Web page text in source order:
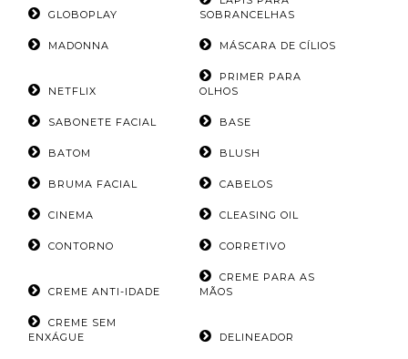
GLOBOPLAY
SOBRANCELHAS
MADONNA MÁSCARA DE CÍLIOS
NETFLIX
PRIMER PARA
OLHOS
SABONETE FACIAL BASE
BATOM BLUSH
BRUMA FACIAL CABELOS
CINEMA CLEASING OIL
CONTORNO CORRETIVO
CREME ANTI-IDADE
CREME PARA AS
MÃOS
CREME SEM
ENXÁGUE
DELINEADOR